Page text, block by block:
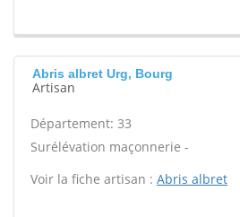
Abris albret Urg, Bourg
Artisan
Département: 33
Surélévation maçonnerie -
Voir la fiche artisan : Abris albret